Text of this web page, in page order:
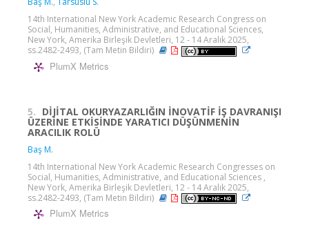
14th International New York Academic Research Congress on
Social, Humanities, Administrative, and Educational Sciences,
New York, Amerika Birleşik Devletleri, 12 - 14 Aralık 2025,
ss.2482-2493, (Tam Metin Bildiri)
PlumX Metrics
5. DİJİTAL OKURYAZARLIĞIN İNOVATİF İŞ DAVRANIŞI
ÜZERİNE ETKİSİNDE YARATICI DÜŞÜNMENİN
ARACILIK ROLÜ
Baş M.
14th International New York Academic Research Congresses on
Social, Humanities, Administrative, and Educational Sciences ,
New York, Amerika Birleşik Devletleri, 12 - 14 Aralık 2025,
ss.2482-2493, (Tam Metin Bildiri)
PlumX Metrics